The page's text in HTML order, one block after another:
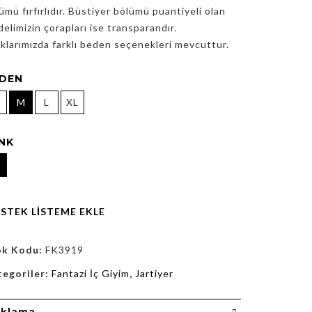
fırfırlıdır. Büstiyer bölümü puantiyeli olan
çorapları ise transparandır.
farklı beden seçenekleri mevcuttur.
M L XL
LISTEME EKLE
Kodu: FK3919
Fantazi İç Giyim, Jartiyer